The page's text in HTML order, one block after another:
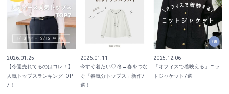
2026.01.25
【今週売れてるのはコレ！】
人気トップスランキングTOP
7！
2026.01.11
今すぐ着たい♡ 冬→春をつな
ぐ「春気分トップス」新作7
選！
2025.12.06
「オフィスで着映える」ニッ
トジャケット7選